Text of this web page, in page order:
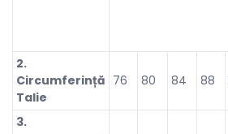
2.
Circumferință
Talie
76 80 84 88
3.